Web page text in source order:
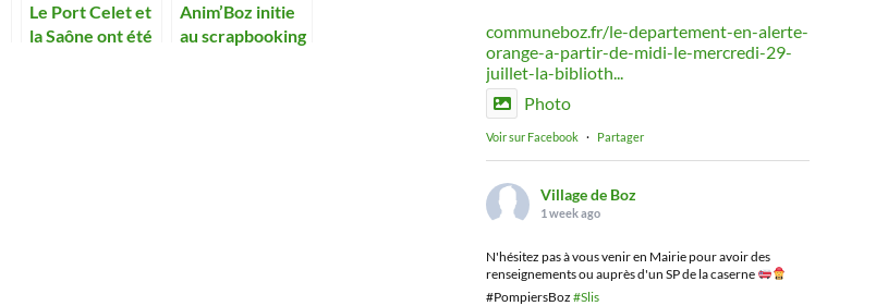
Le Port Celet et
la Saône ont été
Anim’Boz initie
au scrapbooking
communeboz.fr/le-departement-en-alerte-
orange-a-partir-de-midi-le-mercredi-29-
juillet-la-biblioth...
Photo
Voir sur Facebook · Partager
Village de Boz
1 week ago
N'hésitez pas à vous venir en Mairie pour avoir des
renseignements ou auprès d'un SP de la caserne
#PompiersBoz #Slis